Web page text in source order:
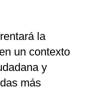
la
un contexto
y
más